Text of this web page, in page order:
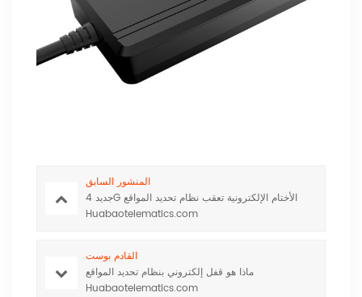
المنشور السابق
جديد 4G الأختام الإلكترونية تعقب نظام تحديد المواقع
Huabaotelematics.com
القادم بوست
ماذا هو قفل إلكتروني بنظام تحديد المواقع
Huabaotelematics.com